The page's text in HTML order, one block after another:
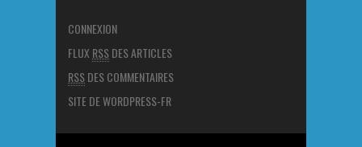
CONNEXION
FLUX RSSDES ARTICLES
RSSDES COMMENTAIRES
SITE DE WORDPRESS-FR